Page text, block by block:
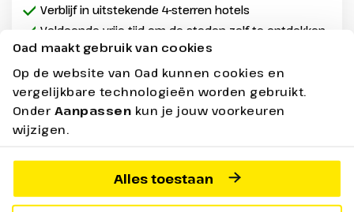
Oad maakt gebruik van cookies
Op de website van Oad kunnen cookies en
vergelijkbare technologieën worden gebruikt.
Onder Aanpassen kun je jouw voorkeuren
wijzigen.
Alles toestaan
Verblijf in uitstekende 4-sterren hotels
Voldoende vrije tijd om de steden zelf te ontdekken
Veel entrees inbegrepen
Nieuw Oad Reisleiding Max. 25 pers.
7 dagen - Logies en
Bekijken